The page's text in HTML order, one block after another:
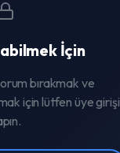
İçin
bırakmak ve
için lütfen üye girişi